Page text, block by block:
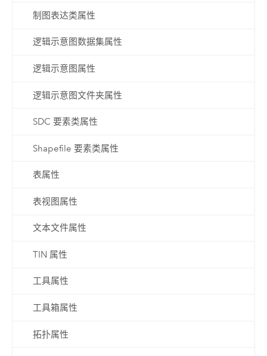
制图表达类属性
逻辑示意图数据集属性
逻辑示意图属性
逻辑示意图文件夹属性
SDC 要素类属性
Shapefile 要素类属性
表属性
表视图属性
文本文件属性
TIN 属性
工具属性
工具箱属性
拓扑属性